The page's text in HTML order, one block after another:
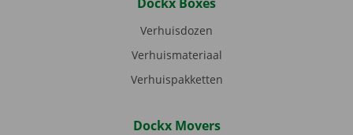
Verhuisdozen
Verhuismateriaal
Verhuispakketten
Dockx Movers